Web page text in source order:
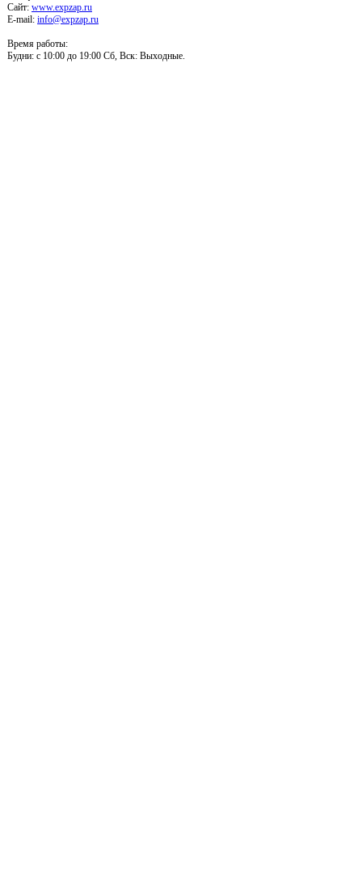
Сайт: www.expzap.ru
E-mail: info@expzap.ru
Время работы:
Будни: c 10:00 до 19:00 Сб, Вск: Выходные.